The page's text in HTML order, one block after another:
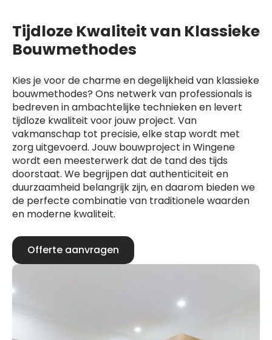
Tijdloze Kwaliteit van Klassieke
Bouwmethodes
Kies je voor de charme en degelijkheid van klassieke
bouwmethodes? Ons netwerk van professionals is
bedreven in ambachtelijke technieken en levert
tijdloze kwaliteit voor jouw project. Van
vakmanschap tot precisie, elke stap wordt met
zorg uitgevoerd. Jouw bouwproject in Wingene
wordt een meesterwerk dat de tand des tijds
doorstaat. We begrijpen dat authenticiteit en
duurzaamheid belangrijk zijn, en daarom bieden we
de perfecte combinatie van traditionele waarden
en moderne kwaliteit.
Offerte aanvragen